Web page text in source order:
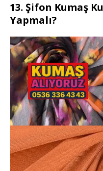
13. Şifon Kumaş
Yapmalı?